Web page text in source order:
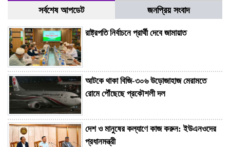
সর্বশেষ আপডেট জনপ্রিয় সংবাদ
রাষ্ট্রপতি নির্বাচনে প্রার্থী দেবে জামায়াত
আটকে থাকা বিজি-৩০৬ উড়োজাহাজ মেরামতে
রোমে পৌঁছেছে প্রকৌশলী দল
দেশ ও মানুষের কল্যাণে কাজ করুন: ইউএনওদের
প্রধানমন্ত্রী